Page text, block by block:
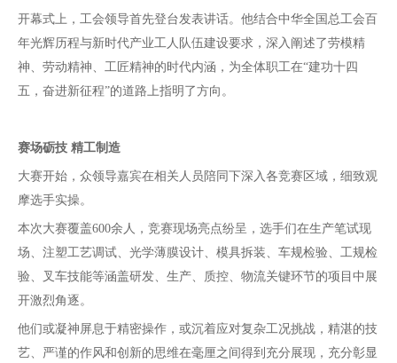
开幕式上，工会领导首先登台发表讲话。他结合中华全国总工会百
年光辉历程与新时代产业工人队伍建设要求，深入阐述了劳模精
神、劳动精神、工匠精神的时代内涵，为全体职工在“建功十四
五，奋进新征程”的道路上指明了方向。
赛场砺技 精工制造
大赛开始，众领导嘉宾在相关人员陪同下深入各竞赛区域，细致观
摩选手实操。
本次大赛覆盖600余人，竞赛现场亮点纷呈，选手们在生产笔试现
场、注塑工艺调试、光学薄膜设计、模具拆装、车规检验、工规检
验、叉车技能等涵盖研发、生产、质控、物流关键环节的项目中展
开激烈角逐。
他们或凝神屏息于精密操作，或沉着应对复杂工况挑战，精湛的技
艺、严谨的作风和创新的思维在毫厘之间得到充分展现，充分彰显